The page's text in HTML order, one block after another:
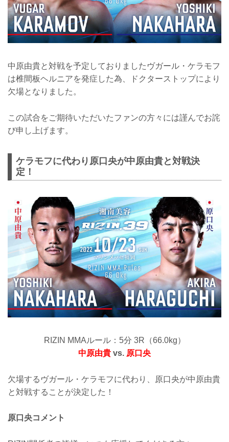
中原由貴と対戦を予定しておりましたヴガール・ケラモフ
は椎間板ヘルニアを発症した為、ドクターストップにより
欠場となりました。
この試合をご期待いただいたファンの方々には謹んでお詫
び申し上げます。
ケラモフに代わり原口央が中原由貴と対戦決
定！
RIZIN MMAルール：5分 3R（66.0kg）
中原由貴 vs. 原口央
欠場するヴガール・ケラモフに代わり、原口央が中原由貴
と対戦することが決定した！
原口央コメント